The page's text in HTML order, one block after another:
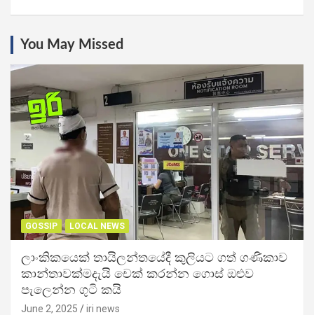
You May Missed
GOSSIP LOCAL NEWS
ලාංකිකයෙක් තායිලන්තයේදී කුලියට ගත් ගණිකාව
කාන්තාවක්මදැයි චෙක් කරන්න ගොස් ඔළුව
පැලෙන්න ගුටි කයි
June 2, 2025 iri news